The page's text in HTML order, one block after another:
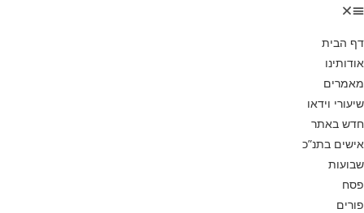
דף הבית
אודותינו
מאמרים
שיעורי וידאו
חדש באתר
אישים בתנ”כ
שבועות
פסח
פורים